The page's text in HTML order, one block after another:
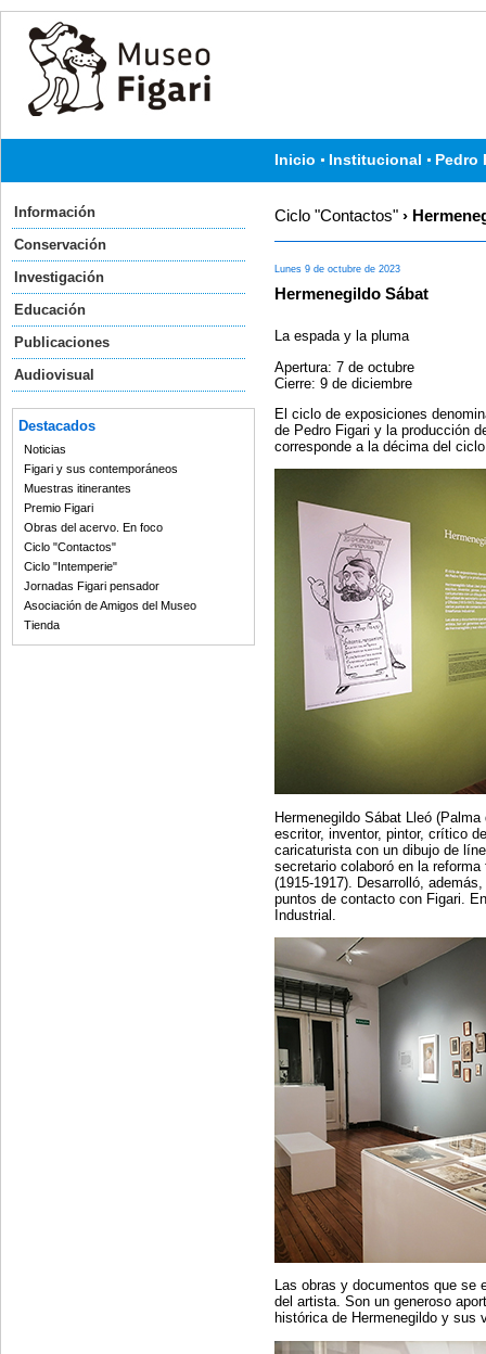
Inicio Institucional Pedro
Información
Conservación
Investigación
Educación
Publicaciones
Audiovisual
Destacados
Noticias
Figari y sus contemporáneos
Muestras itinerantes
Premio Figari
Obras del acervo. En foco
Ciclo "Contactos"
Ciclo "Intemperie"
Jornadas Figari pensador
Asociación de Amigos del Museo
Tienda
Ciclo "Contactos" ›
Lunes 9 de octubre de 2023
Hermenegildo Sábat
La espada y la pluma
Apertura: 7 de octubre
Cierre: 9 de diciembre
El ciclo de exposiciones
de Pedro Figari y la producción
corresponde a la décima del
Hermenegildo Sábat Lleó
escritor, inventor, pintor, crítico
caricaturista con un dibujo de
secretario colaboró en la
(1915-1917). Desarrolló,
puntos de contacto con Figari.
Industrial.
Las obras y documentos que se
del artista. Son un generoso
histórica de Hermenegildo y